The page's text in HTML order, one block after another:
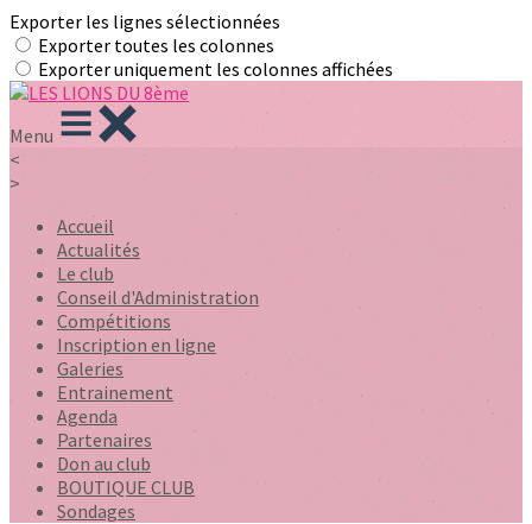
Exporter les lignes sélectionnées
Exporter toutes les colonnes
Exporter uniquement les colonnes affichées
Menu
<
>
Accueil
Actualités
Le club
Conseil d'Administration
Compétitions
Inscription en ligne
Galeries
Entrainement
Agenda
Partenaires
Don au club
BOUTIQUE CLUB
Sondages